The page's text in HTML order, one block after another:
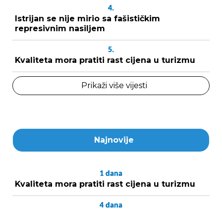
4.
Istrijan se nije mirio sa fašističkim
represivnim nasiljem
5.
Kvaliteta mora pratiti rast cijena u turizmu
Prikaži više vijesti
Najnovije
1 dana
Kvaliteta mora pratiti rast cijena u turizmu
4 dana